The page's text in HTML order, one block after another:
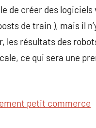
créer des logiciels
de train ), mais il
les résultats des
ce qui sera une
petit commerce